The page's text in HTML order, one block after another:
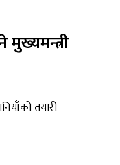
मुख्यमन्त्री